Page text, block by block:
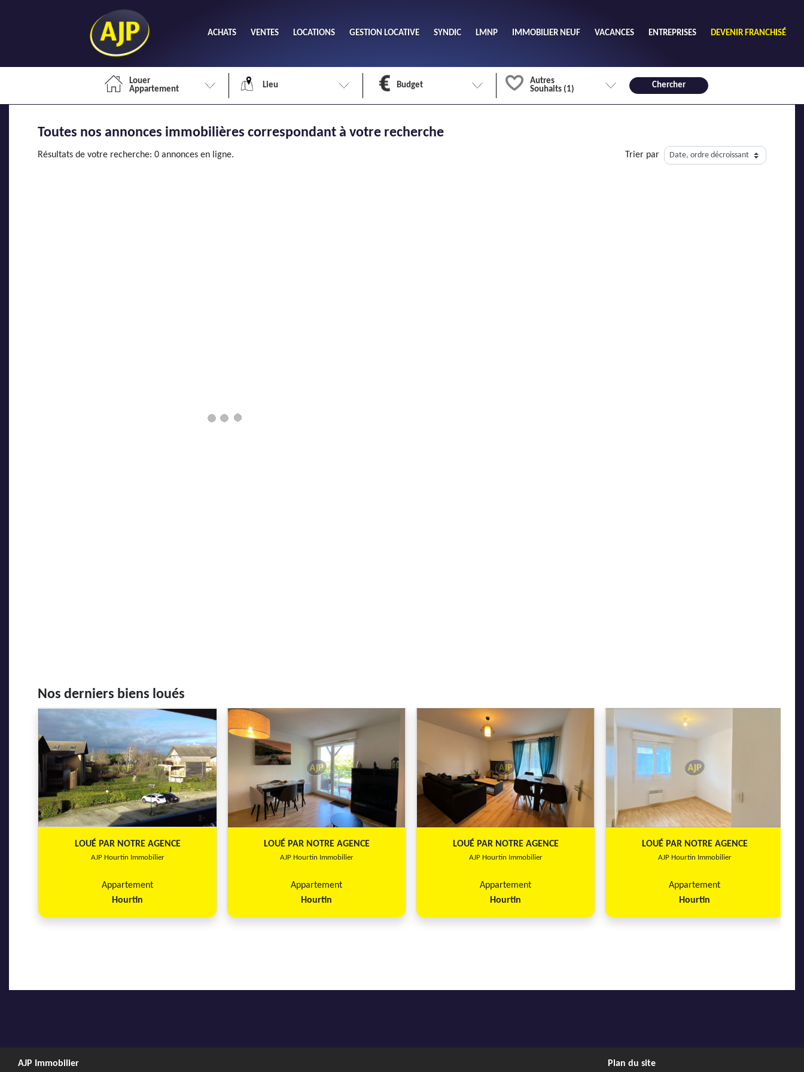
ACHATS VENTES LOCATIONS GESTION LOCATIVE SYNDIC LMNP IMMOBILIER NEUF VACANCES ENTREPRISES DEVENIR FRANCHISÉ
Louer
Appartement
Lieu Budget
Autres
Souhaits (1)
Chercher
Toutes nos annonces immobilières correspondant à votre recherche
Résultats de votre recherche: 0 annonces en ligne. Trier par
Nos derniers biens loués
LOUÉ PAR NOTRE AGENCE
AJP Hourtin Immobilier
Appartement
Hourtin
LOUÉ PAR NOTRE AGENCE
AJP Hourtin Immobilier
Appartement
Hourtin
LOUÉ PAR NOTRE AGENCE
AJP Hourtin Immobilier
Appartement
Hourtin
LOUÉ PAR NOTRE AGENCE
AJP Hourtin Immobilier
Appartement
Hourtin
AJP Immobilier Plan du site